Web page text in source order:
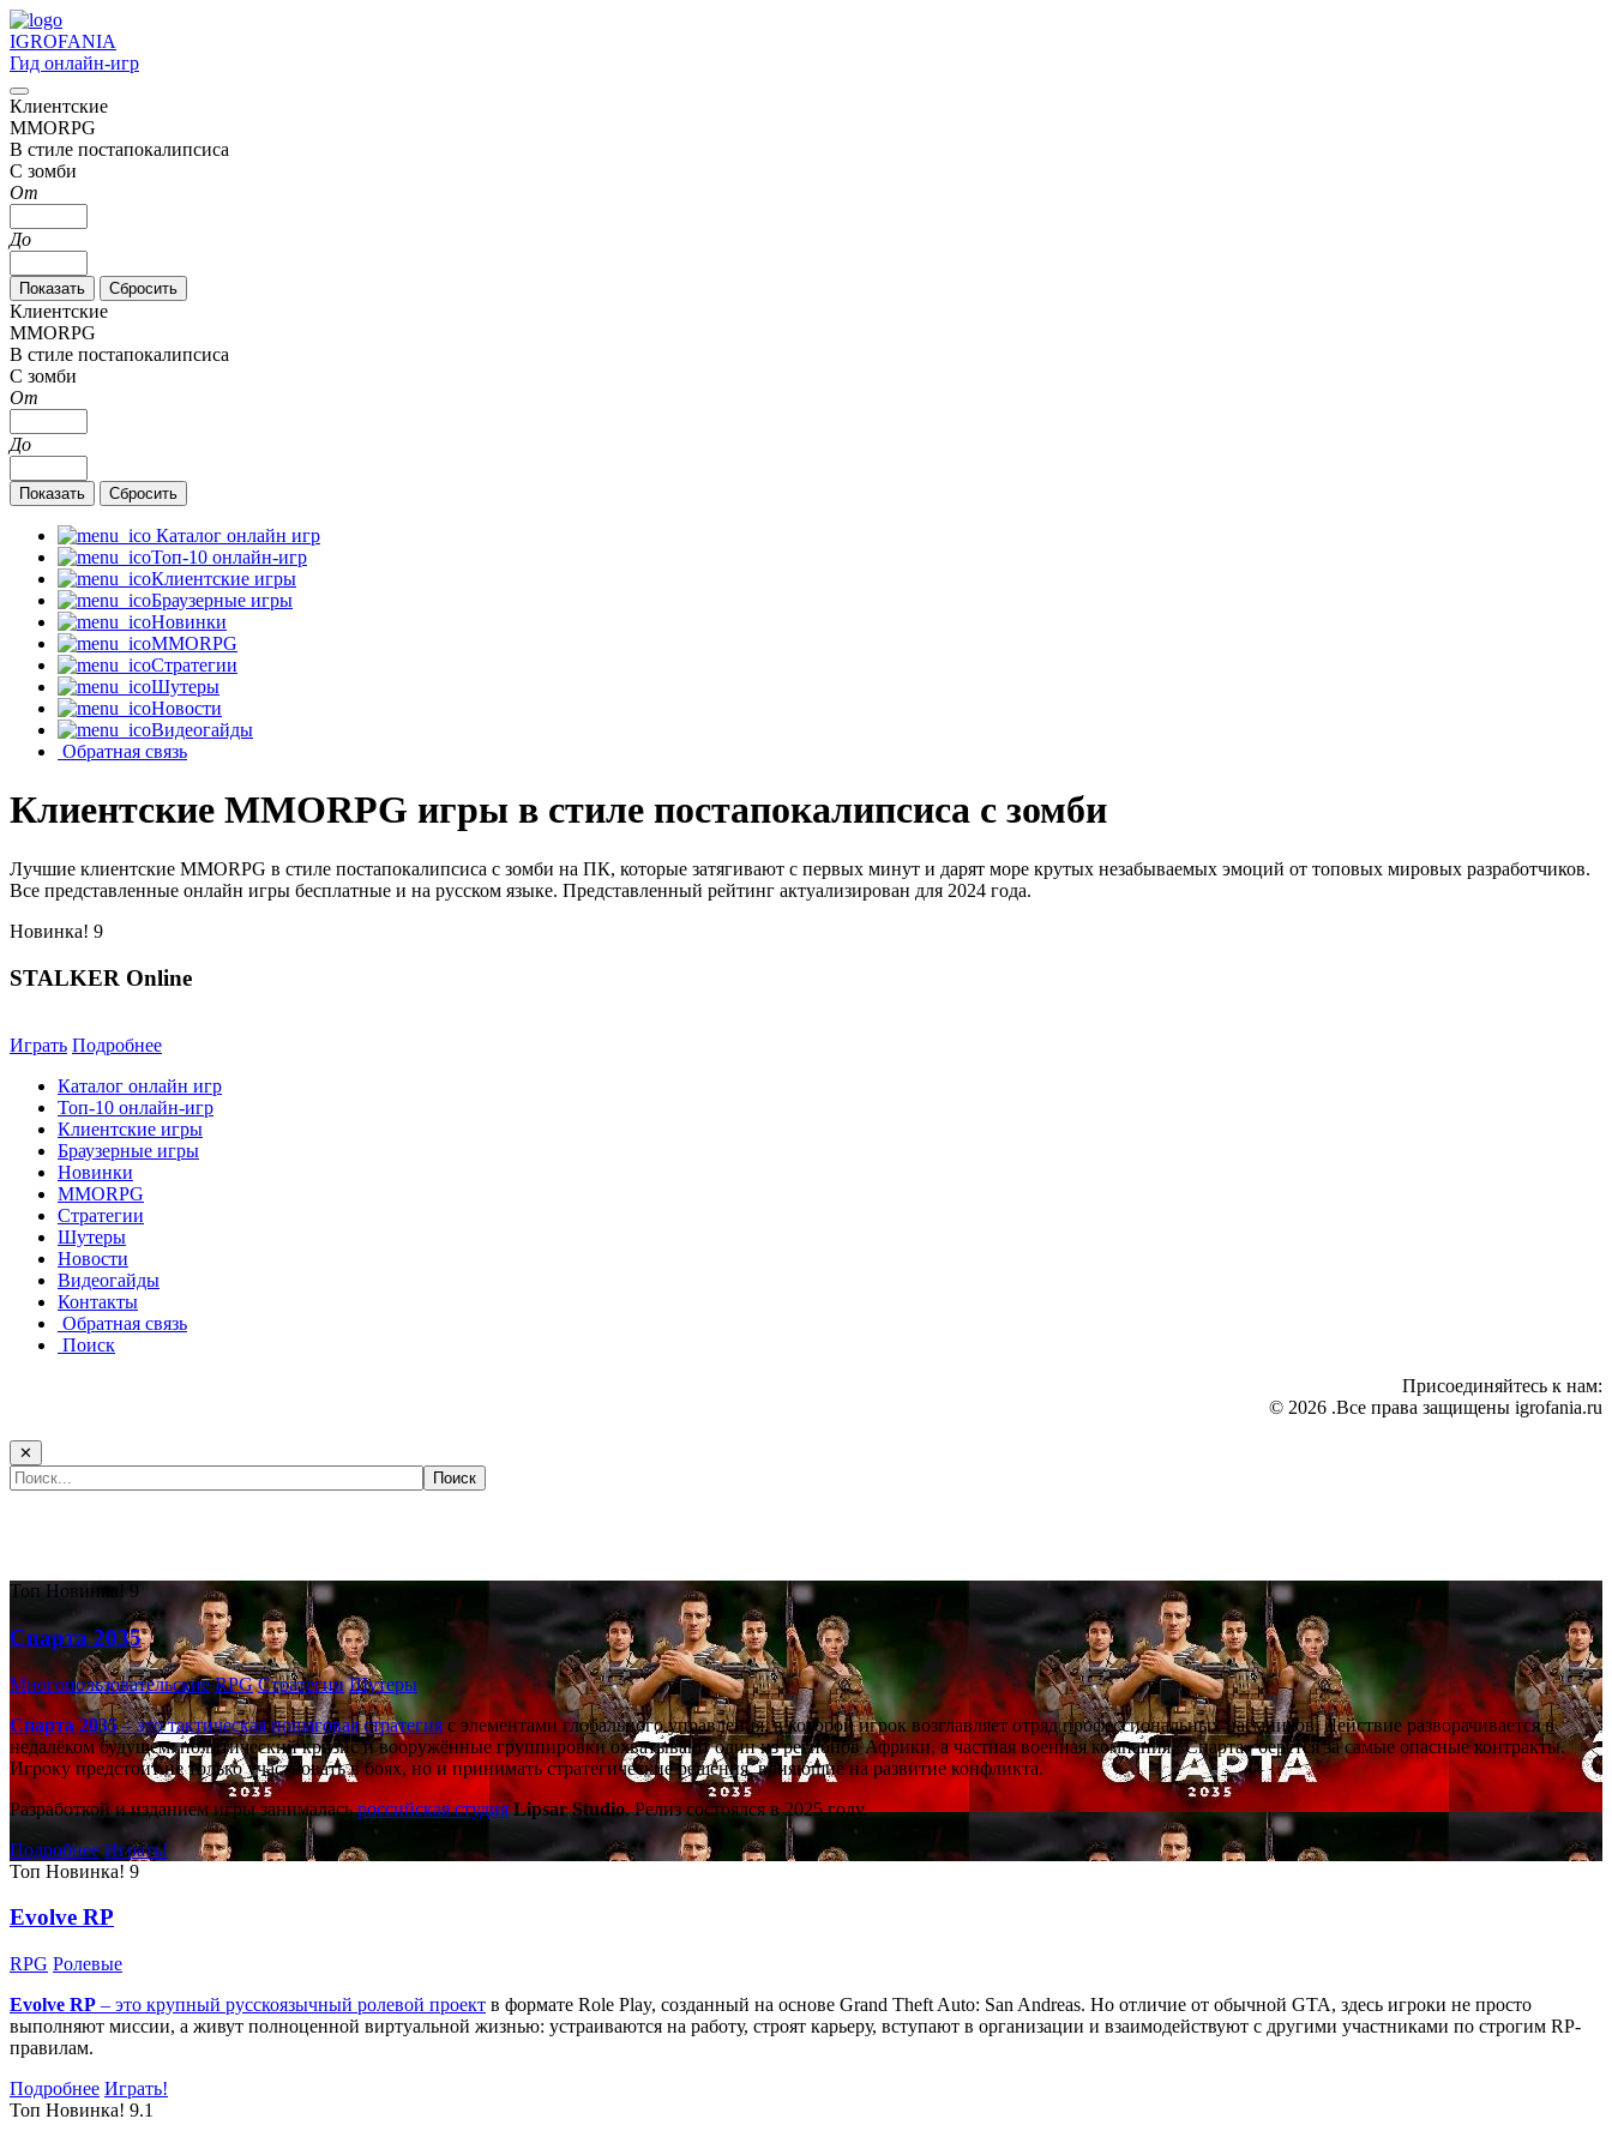
IGROFANIA
Гид онлайн-игр
Клиентские
MMORPG
В стиле постапокалипсиса
С зомби
От
До
Клиентские
MMORPG
В стиле постапокалипсиса
С зомби
От
До
Каталог онлайн игр
Топ-10 онлайн-игр
Клиентские игры
Браузерные игры
Новинки
MMORPG
Стратегии
Шутеры
Новости
Видеогайды
Обратная связь
Клиентские MMORPG игры в стиле постапокалипсиса с зомби
Лучшие клиентские MMORPG в стиле постапокалипсиса с зомби на ПК, которые затягивают с первых минут и дарят море крутых незабываемых эмоций от топовых мировых разработчиков.
Все представленные онлайн игры бесплатные и на русском языке. Представленный рейтинг актуализирован для 2024 года.
Новинка! 9
STALKER Online
Играть Подробнее
Каталог онлайн игр
Топ-10 онлайн-игр
Клиентские игры
Браузерные игры
Новинки
MMORPG
Стратегии
Шутеры
Новости
Видеогайды
Контакты
Обратная связь
Поиск
Присоединяйтесь к нам:
© 2026 .Все права защищены igrofania.ru
✕
Топ Новинка! 9
Спарта 2035
Многопользовательские RPG Стратегии Шутеры
Спарта 2035– это тактическаяпошаговая стратегияс элементами глобального управления, в которой игрок возглавляет отряд профессиональных наёмников. Действие разворачивается в
недалёком будущем: политический кризис и вооружённые группировки охватывают один из регионов Африки, а частная военная компания «Спарта» берётся за самые опасные контракты.
Игроку предстоит не только участвовать в боях, но и принимать стратегические решения, влияющие на развитие конфликта.
Разработкой и изданием игры занималасьроссийская студия Lipsar Studio. Релиз состоялся в 2025 году.
Подробнее Играть!
Топ Новинка! 9
Evolve RP
RPG Ролевые
Evolve RP – это крупный русскоязычный ролевой проект в формате Role Play, созданный на основе Grand Theft Auto: San Andreas. Но отличие от обычной GTA, здесь игроки не просто
выполняют миссии, а живут полноценной виртуальной жизнью: устраиваются на работу, строят карьеру, вступают в организации и взаимодействуют с другими участниками по строгим RP-
правилам.
Подробнее Играть!
Топ Новинка! 9.1